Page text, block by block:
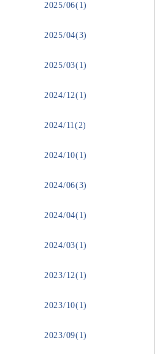
2025/06(1)
2025/04(3)
2025/03(1)
2024/12(1)
2024/11(2)
2024/10(1)
2024/06(3)
2024/04(1)
2024/03(1)
2023/12(1)
2023/10(1)
2023/09(1)